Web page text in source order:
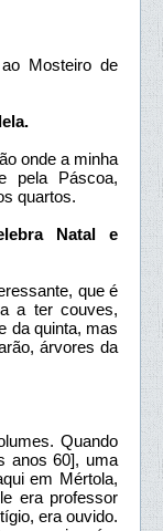
Mosteiro de
onde a minha
pela Páscoa,
quartos.
Natal e
que é
a ter couves,
da quinta, mas
árvores da
Quando
anos 60], uma
em Mértola,
era professor
era ouvido.